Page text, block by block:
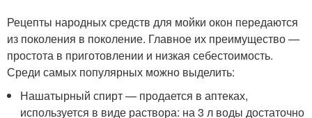
Рецепты народных средств для мойки окон передаются
из поколения в поколение. Главное их преимущество —
простота в приготовлении и низкая себестоимость.
Среди самых популярных можно выделить:
Нашатырный спирт — продается в аптеках,
используется в виде раствора: на 3 л воды достаточно